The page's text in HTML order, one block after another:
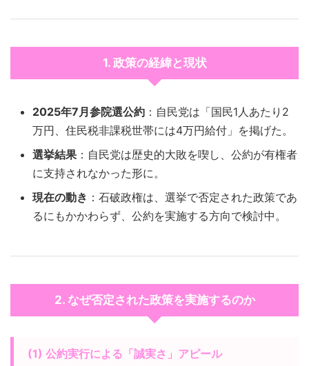
1. 政策の経緯と現状
2025年7月参院選公約 ：自民党は「国民1人あたり2
万円、住民税非課税世帯には4万円給付」を掲げた。
選挙結果 ：自民党は歴史的大敗を喫し、公約が有権者
に支持されなかった形に。
現在の動き ：石破政権は、選挙で否定された政策であ
るにもかかわらず、公約を実施する方向で検討中。
2. なぜ否定された政策を実施するのか
(1) 公約実行による「誠実さ」アピール